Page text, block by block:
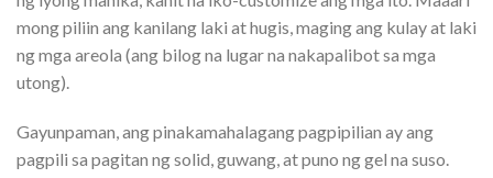
mong piliin ang kanilang laki at hugis, maging ang kulay at laki
ng mga areola (ang bilog na lugar na nakapalibot sa mga
utong).
Gayunpaman, ang pinakamahalagang pagpipilian ay ang
pagpili sa pagitan ng solid, guwang, at puno ng gel na suso.